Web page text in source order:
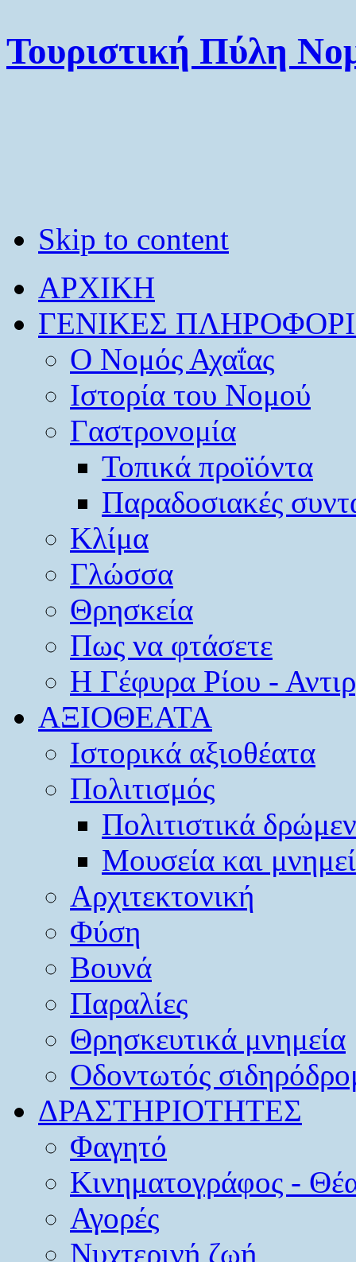
Τουριστική Πύλη
Skip to content
ΑΡΧΙΚΗ
ΓΕΝΙΚΕΣ
O Νομός Αχαΐας
Ιστορία του Νομού
Γαστρονομία
Τοπικά προϊόντα
Παραδοσιακές
Κλίμα
Γλώσσα
Θρησκεία
Πως να φτάσετε
Η Γέφυρα Ρίου -
ΑΞΙΟΘΕΑΤΑ
Ιστορικά αξιοθέατα
Πολιτισμός
Πολιτιστικά
Μουσεία και
Αρχιτεκτονική
Φύση
Βουνά
Παραλίες
Θρησκευτικά μνημεία
Οδοντωτός
ΔΡΑΣΤΗΡΙΟΤΗΤΕΣ
Φαγητό
Κινηματογράφος -
Αγορές
Νυχτερινή ζωή